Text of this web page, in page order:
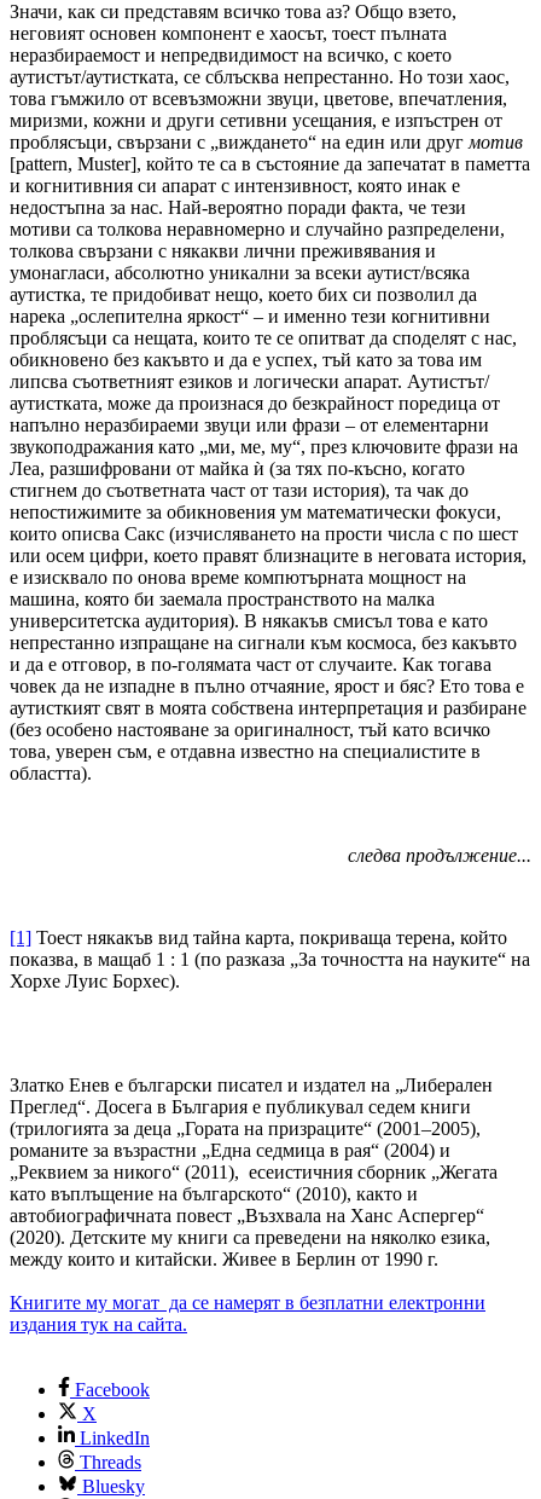
Значи, как си представям всичко това аз? Общо взето,
неговият основен компонент е хаосът, тоест пълната
неразбираемост и непредвидимост на всичко, с което
аутистът/аутистката, се сблъсква непрестанно. Но този хаос,
това гъмжило от всевъзможни звуци, цветове, впечатления,
миризми, кожни и други сетивни усещания, е изпъстрен от
проблясъци, свързани с „виждането“ на един или друг мотив
[pattern, Muster], който те са в състояние да запечатат в паметта
и когнитивния си апарат с интензивност, която инак е
недостъпна за нас. Най-вероятно поради факта, че тези
мотиви са толкова неравномерно и случайно разпределени,
толкова свързани с някакви лични преживявания и
умонагласи, абсолютно уникални за всеки аутист/всяка
аутистка, те придобиват нещо, което бих си позволил да
нарека „ослепителна яркост“ – и именно тези когнитивни
проблясъци са нещата, които те се опитват да споделят с нас,
обикновено без какъвто и да е успех, тъй като за това им
липсва съответният езиков и логически апарат. Аутистът/
аутистката, може да произнася до безкрайност поредица от
напълно неразбираеми звуци или фрази – от елементарни
звукоподражания като „ми, ме, му“, през ключовите фрази на
Леа, разшифровани от майка ѝ (за тях по-късно, когато
стигнем до съответната част от тази история), та чак до
непостижимите за обикновения ум математически фокуси,
които описва Сакс (изчисляването на прости числа с по шест
или осем цифри, което правят близнаците в неговата история,
е изисквало по онова време компютърната мощност на
машина, която би заемала пространството на малка
университетска аудитория). В някакъв смисъл това е като
непрестанно изпращане на сигнали към космоса, без какъвто
и да е отговор, в по-голямата част от случаите. Как тогава
човек да не изпадне в пълно отчаяние, ярост и бяс? Ето това е
аутисткият свят в моята собствена интерпретация и разбиране
(без особено настояване за оригиналност, тъй като всичко
това, уверен съм, е отдавна известно на специалистите в
областта).
следва продължение...
[1] Тоест някакъв вид тайна карта, покриваща терена, който
показва, в мащаб 1 : 1 (по разказа „За точността на науките“ на
Хорхе Луис Борхес).
Златко Енев е български писател и издател на „Либерален
Преглед“. Досега в България е публикувал седем книги
(трилогията за деца „Гората на призраците“ (2001–2005),
романите за възрастни „Една седмица в рая“ (2004) и
„Реквием за никого“ (2011), есеистичния сборник „Жегата
като въплъщение на българското“ (2010), както и
автобиографичната повест „Възхвала на Ханс Аспергер“
(2020). Детските му книги са преведени на няколко езика,
между които и китайски. Живее в Берлин от 1990 г.
Книгите му могат да се намерят в безплатни електронни
издания тук на сайта.
Facebook
X
LinkedIn
Threads
Bluesky